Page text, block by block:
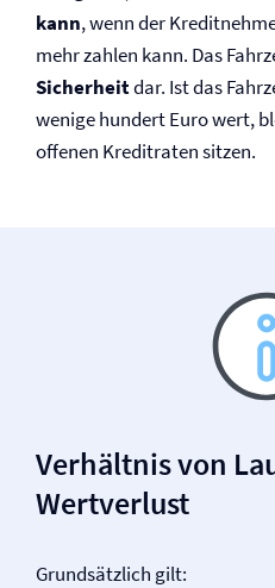
kann, wenn der
mehr zahlen kann. Das
Sicherheitdar. Ist das
wenige hundert Euro wert,
offenen Kreditraten sitzen.
Verhältnis von
Wertverlust
Grundsätzlich gilt: